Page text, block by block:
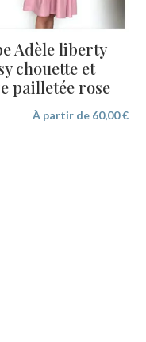
Adèle liberty
chouette et
pailletée rose
À partir de 60,00€